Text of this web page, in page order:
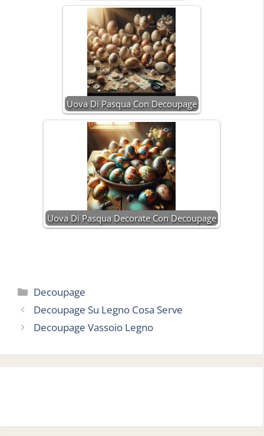
Uova Di Pasqua Con Decoupage
Uova Di Pasqua Decorate Con Decoupage
Categorie
Decoupage
Decoupage Su Legno Cosa Serve
Decoupage Vassoio Legno